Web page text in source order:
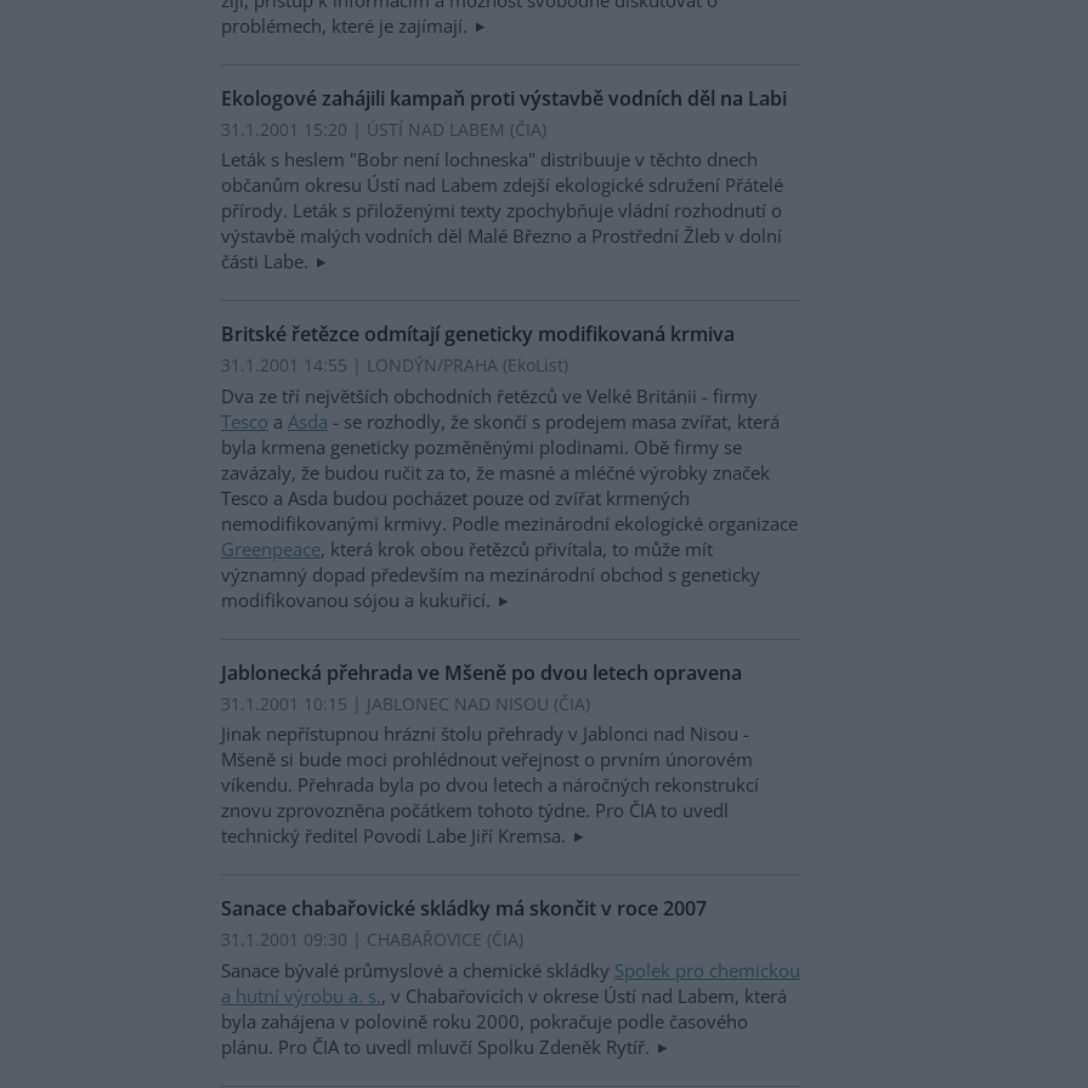
problémech, které je zajímají.
Ekologové zahájili kampaň proti výstavbě vodních děl na Labi
31.1.2001 15:20 | ÚSTÍ NAD LABEM (ČIA)
Leták s heslem "Bobr není lochneska" distribuuje v těchto dnech
občanům okresu Ústí nad Labem zdejší ekologické sdružení Přátelé
přírody. Leták s přiloženými texty zpochybňuje vládní rozhodnutí o
výstavbě malých vodních děl Malé Březno a Prostřední Žleb v dolní
části Labe.
Britské řetězce odmítají geneticky modifikovaná krmiva
31.1.2001 14:55 | LONDÝN/PRAHA (EkoList)
Dva ze tří největších obchodních řetězců ve Velké Británii - firmy
Tesco a Asda - se rozhodly, že skončí s prodejem masa zvířat, která
byla krmena geneticky pozměněnými plodinami. Obě firmy se
zavázaly, že budou ručit za to, že masné a mléčné výrobky značek
Tesco a Asda budou pocházet pouze od zvířat krmených
nemodifikovanými krmivy. Podle mezinárodní ekologické organizace
Greenpeace, která krok obou řetězců přivítala, to může mít
významný dopad především na mezinárodní obchod s geneticky
modifikovanou sójou a kukuřicí.
Jablonecká přehrada ve Mšeně po dvou letech opravena
31.1.2001 10:15 | JABLONEC NAD NISOU (ČIA)
Jinak nepřístupnou hrázní štolu přehrady v Jablonci nad Nisou -
Mšeně si bude moci prohlédnout veřejnost o prvním únorovém
víkendu. Přehrada byla po dvou letech a náročných rekonstrukcí
znovu zprovozněna počátkem tohoto týdne. Pro ČIA to uvedl
technický ředitel Povodí Labe Jiří Kremsa.
Sanace chabařovické skládky má skončit v roce 2007
31.1.2001 09:30 | CHABAŘOVICE (ČIA)
Sanace bývalé průmyslové a chemické skládky Spolek pro chemickou
a hutní výrobu a. s., v Chabařovicích v okrese Ústí nad Labem, která
byla zahájena v polovině roku 2000, pokračuje podle časového
plánu. Pro ČIA to uvedl mluvčí Spolku Zdeněk Rytíř.